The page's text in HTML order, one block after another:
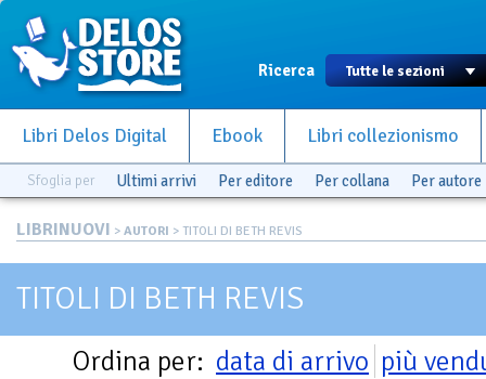
Ricerca
Libri Delos Digital Ebook Libri collezionismo
Sfoglia per Ultimi arrivi Per editore Per collana Per autore
LIBRINUOVI > AUTORI > TITOLI DI BETH REVIS
TITOLI DI BETH REVIS
Ordina per: data di arrivo più